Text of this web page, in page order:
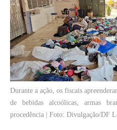
Durante a ação, os fiscais
de bebidas alcoólicas, armas
procedência | Foto: Divulgação/DF